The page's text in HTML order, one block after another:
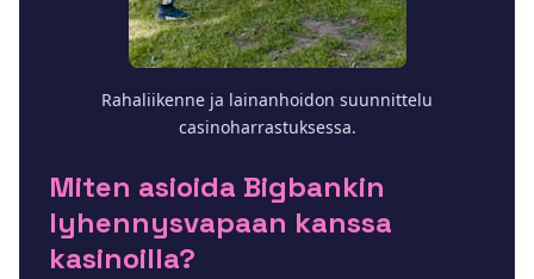
Rahaliikenne ja lainanhoidon suunnittelu
casinoharrastuksessa.
Miten asioida Bigbankin
lyhennysvapaan kanssa
kasinoilla?